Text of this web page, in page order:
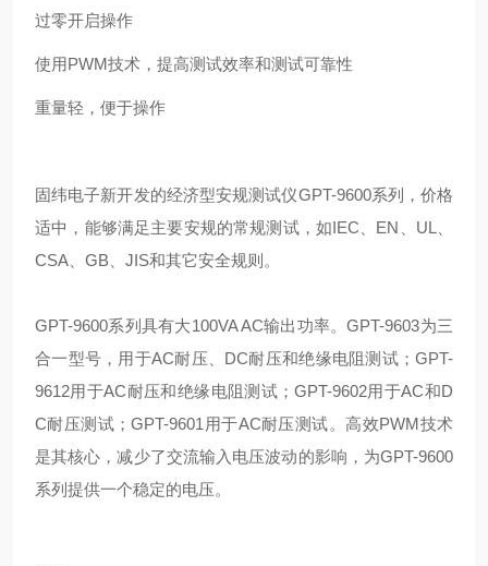
过零开启操作
使用PWM技术，提高测试效率和测试可靠性
重量轻，便于操作
固纬电子新开发的经济型安规测试仪GPT-9600系列，价格
适中，能够满足主要安规的常规测试，如IEC、EN、UL、
CSA、GB、JIS和其它安全规则。
GPT-9600系列具有大100VA AC输出功率。GPT-9603为三
合一型号，用于AC耐压、DC耐压和绝缘电阻测试；GPT-
9612用于AC耐压和绝缘电阻测试；GPT-9602用于AC和D
C耐压测试；GPT-9601用于AC耐压测试。高效PWM技术
是其核心，减少了交流输入电压波动的影响，为GPT-9600
系列提供一个稳定的电压。